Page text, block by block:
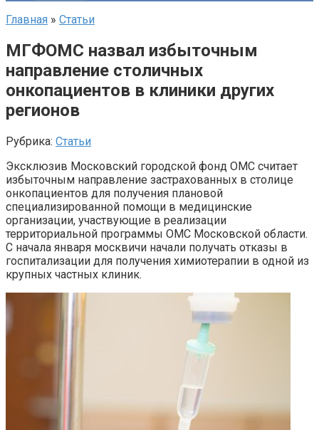
Главная » Статьи
МГФОМС назвал избыточным
направление столичных
онкопациентов в клиники других
регионов
Рубрика: Статьи
Эксклюзив Московский городской фонд ОМС считает
избыточным направление застрахованных в столице
онкопациентов для получения плановой
специализированной помощи в медицинские
организации, участвующие в реализации
территориальной программы ОМС Московской области.
С начала января москвичи начали получать отказы в
госпитализации для получения химиотерапии в одной из
крупных частных клиник.